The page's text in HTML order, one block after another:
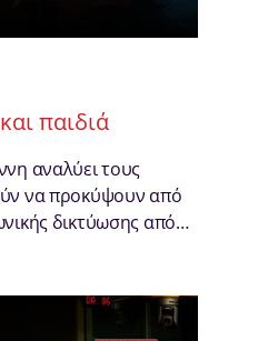
παιδιά
αναλύει τους
να προκύψουν από
δικτύωσης από…